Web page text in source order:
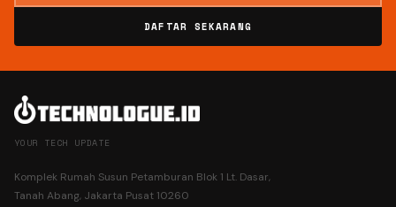
DAFTAR SEKARANG
YOUR TECH UPDATE
Komplek Rumah Susun Petamburan Blok 1 Lt. Dasar,
Tanah Abang, Jakarta Pusat 10260